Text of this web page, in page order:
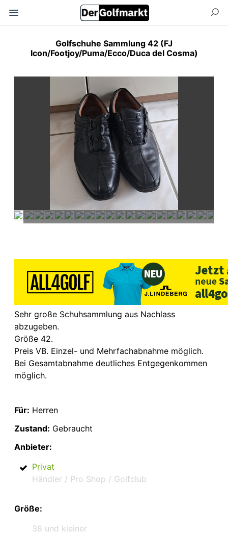
Golfschuhe Sammlung 42 (FJ
Icon/Footjoy/Puma/Ecco/Duca del Cosma)
Sehr große Schuhsammlung aus Nachlass
abzugeben.
Größe 42.
Preis VB. Einzel- und Mehrfachabnahme möglich.
Bei Gesamtabnahme deutliches Entgegenkommen
möglich.
Für: Herren
Zustand: Gebraucht
Anbieter:
Privat
Händler / Pro Shop / Golfclub
Größe:
38 und kleiner